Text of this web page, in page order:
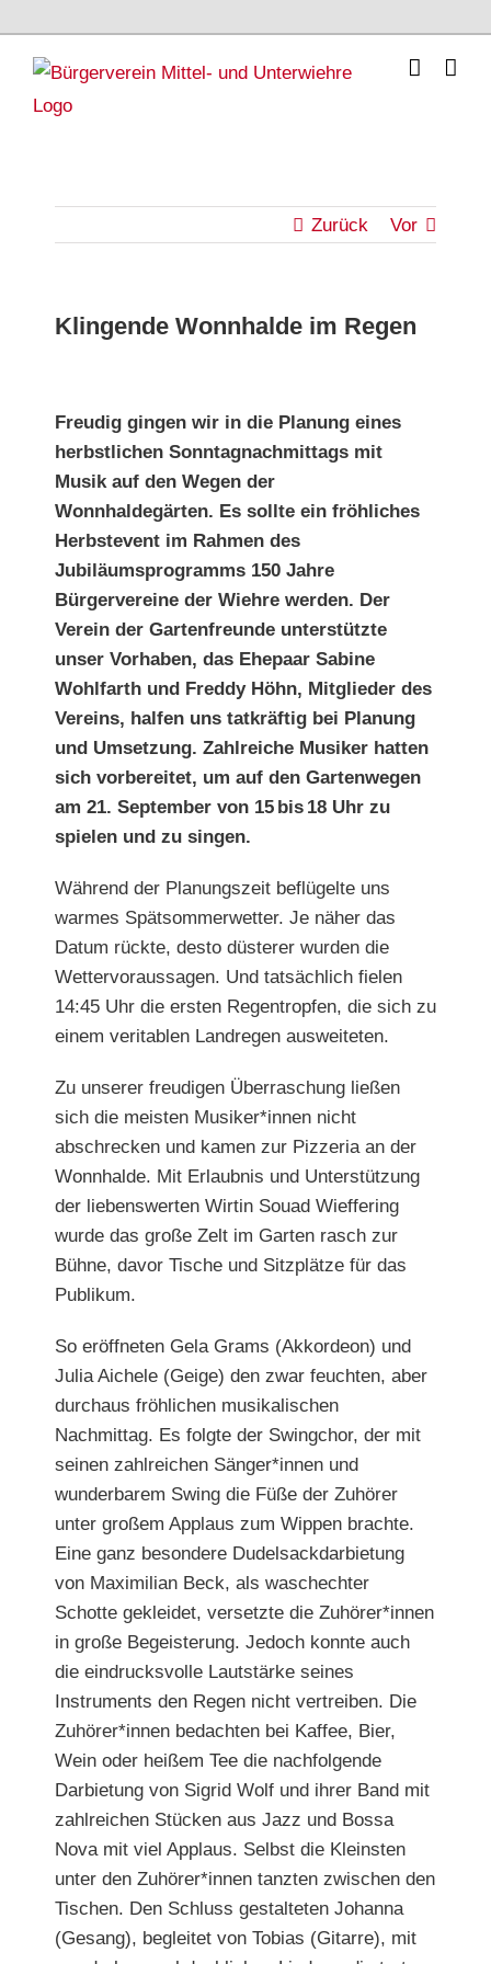
content
Zurück Vor
Klingende Wonnhalde im Regen
grösseres
Bild
Freudig gingen wir in die Planung eines
herbstlichen Sonntagnachmittags mit
Musik auf den Wegen der
Wonnhaldegärten. Es sollte ein fröhliches
Herbstevent im Rahmen des
Jubiläumsprogramms 150 Jahre
Bürgervereine der Wiehre werden. Der
Verein der Gartenfreunde unterstützte
unser Vorhaben, das Ehepaar Sabine
Wohlfarth und Freddy Höhn, Mitglieder des
Vereins, halfen uns tatkräftig bei Planung
und Umsetzung. Zahlreiche Musiker hatten
sich vorbereitet, um auf den Gartenwegen
am 21. September von 15 bis 18 Uhr zu
spielen und zu singen.
Während der Planungszeit beflügelte uns
warmes Spätsommerwetter. Je näher das
Datum rückte, desto düsterer wurden die
Wettervoraussagen. Und tatsächlich fielen
14:45 Uhr die ersten Regentropfen, die sich zu
einem veritablen Landregen ausweiteten.
Zu unserer freudigen Überraschung ließen
sich die meisten Musiker*innen nicht
abschrecken und kamen zur Pizzeria an der
Wonnhalde. Mit Erlaubnis und Unterstützung
der liebenswerten Wirtin Souad Wieffering
wurde das große Zelt im Garten rasch zur
Bühne, davor Tische und Sitzplätze für das
Publikum.
So eröffneten Gela Grams (Akkordeon) und
Julia Aichele (Geige) den zwar feuchten, aber
durchaus fröhlichen musikalischen
Nachmittag. Es folgte der Swingchor, der mit
seinen zahlreichen Sänger*innen und
wunderbarem Swing die Füße der Zuhörer
unter großem Applaus zum Wippen brachte.
Eine ganz besondere Dudelsackdarbietung
von Maximilian Beck, als waschechter
Schotte gekleidet, versetzte die Zuhörer*innen
in große Begeisterung. Jedoch konnte auch
die eindrucksvolle Lautstärke seines
Instruments den Regen nicht vertreiben. Die
Zuhörer*innen bedachten bei Kaffee, Bier,
Wein oder heißem Tee die nachfolgende
Darbietung von Sigrid Wolf und ihrer Band mit
zahlreichen Stücken aus Jazz und Bossa
Nova mit viel Applaus. Selbst die Kleinsten
unter den Zuhörer*innen tanzten zwischen den
Tischen. Den Schluss gestalteten Johanna
(Gesang), begleitet von Tobias (Gitarre), mit